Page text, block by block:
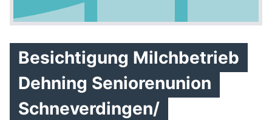
Besichtigung Milchbetrieb
Dehning Seniorenunion
Schneverdingen/